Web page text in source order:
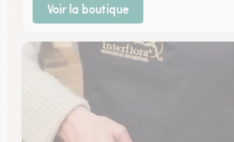
Voir la boutique